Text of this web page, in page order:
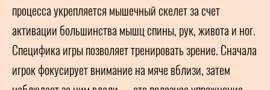
процесса укрепляется мышечный скелет за счет
активации большинства мышц спины, рук, живота и ног.
Специфика игры позволяет тренировать зрение. Сначала
игрок фокусирует внимание на мяче вблизи, затем